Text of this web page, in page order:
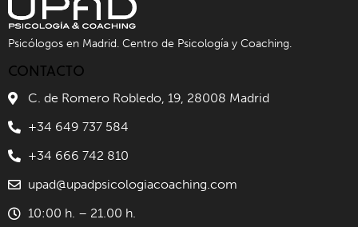
Psicólogos en Madrid. Centro de Psicología y Coaching.
CONTACTO
C. de Romero Robledo, 19, 28008 Madrid
+34 649 737 584
+34 666 742 810
upad@upadpsicologiacoaching.com
10:00 h. – 21.00 h.